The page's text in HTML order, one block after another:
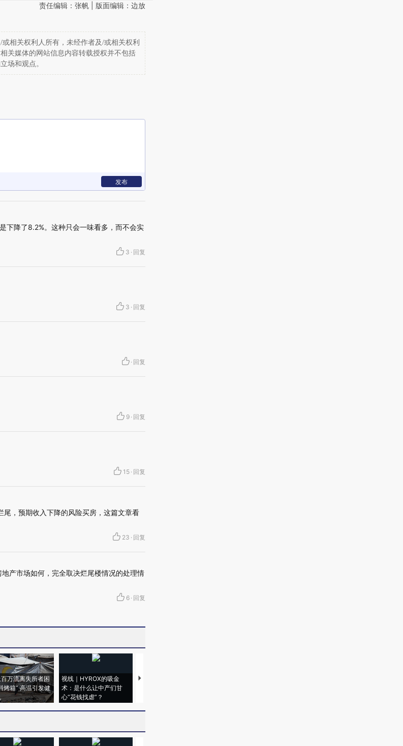
责任编辑：张帆 | 版面编辑：边放
相关权利人所有，未经作者及/或相关权利
关媒体的网站信息内容转载授权并不包括
场和观点。
发布
下降了8.2%。这种只会一味看多，而不会实
3 · 回复
3 · 回复
· 回复
9 · 回复
15 · 回复
，预期收入下降的风险买房，这篇文章看
23 · 回复
产市场如何，完全取决烂尾楼情况的处理情
6 · 回复
万流离失所者困
烤箱” 高温引发健
视线｜HYROX的吸金
术：是什么让中产们甘
心“花钱找虐”？
马航飞行员跨国走私7万